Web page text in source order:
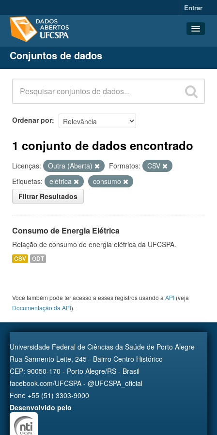
Entrar
Conjuntos de dados
Organizações
Grupos
Sobre
Conjuntos de dados
Ordenar por
1 conjunto de dados encontrado
Licenças: Outra (Aberta) Formatos:
CSV
Etiquetas:
elétrica
consumo
Filtrar Resultados
Consumo de Energia Elétrica
Relação de consumo de energia elétrica da UFCSPA.
CSV ODT
Você também pode ter acesso a esses registros usando a API (veja
Documentação da API).
Universidade Federal de Ciências da Saúde de Porto Alegre
Rua Sarmento Leite, 245 - Bairro Centro Histórico
CEP: 90050-170 - Porto Alegre/RS - Brasil
facebook.com/UFCSPA - @UFCSPA_oficial
Fone +55 (51) 3303-9000
Desenvolvido pelo